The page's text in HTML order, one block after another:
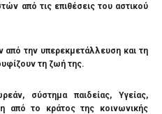
από τις επιθέσεις του αστικού
από την υπερεκμετάλλευση και τη
τη ζωή της.
σύστημα παιδείας, Υγείας,
από το κράτος της κοινωνικής